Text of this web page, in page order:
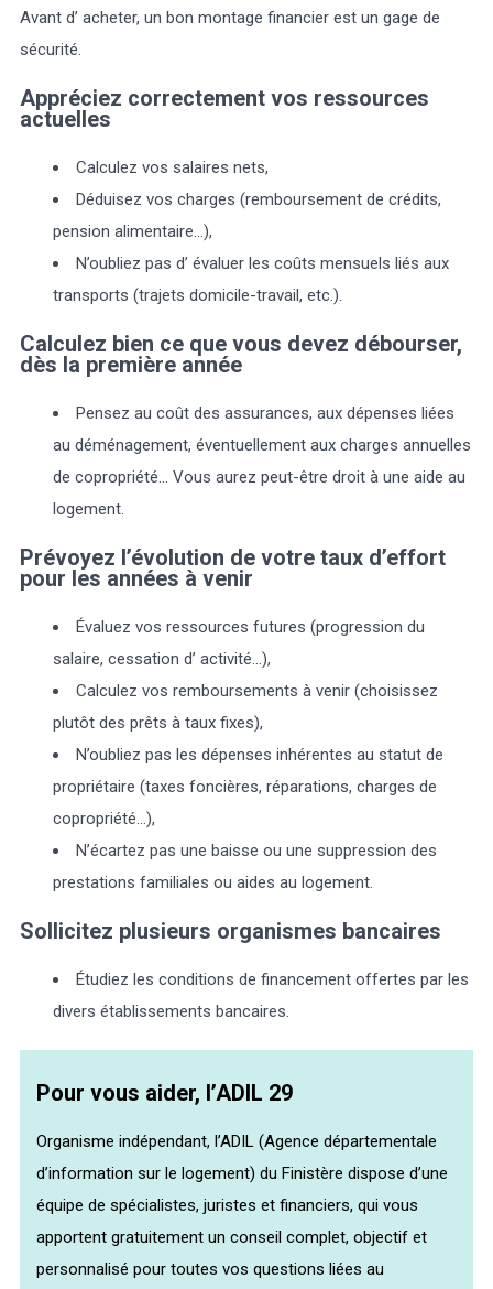
Marée
BREZHONEG
Avant d’ acheter, un bon montage financier est un gage de
sécurité.
Appréciez correctement vos ressources
actuelles
Calculez vos salaires nets,
Déduisez vos charges (remboursement de crédits,
pension alimentaire…),
N’oubliez pas d’ évaluer les coûts mensuels liés aux
transports (trajets domicile-travail, etc.).
Calculez bien ce que vous devez débourser,
dès la première année
Pensez au coût des assurances, aux dépenses liées
au déménagement, éventuellement aux charges annuelles
de copropriété... Vous aurez peut-être droit à une aide au
logement.
Prévoyez l’évolution de votre taux d’effort
pour les années à venir
Évaluez vos ressources futures (progression du
salaire, cessation d’ activité…),
Calculez vos remboursements à venir (choisissez
plutôt des prêts à taux fixes),
N’oubliez pas les dépenses inhérentes au statut de
propriétaire (taxes foncières, réparations, charges de
copropriété…),
N’écartez pas une baisse ou une suppression des
prestations familiales ou aides au logement.
Sollicitez plusieurs organismes bancaires
Étudiez les conditions de financement offertes par les
divers établissements bancaires.
Pour vous aider, l’ADIL 29
Organisme indépendant, l’ADIL (Agence départementale
d’information sur le logement) du Finistère dispose d’une
équipe de spécialistes, juristes et financiers, qui vous
apportent gratuitement un conseil complet, objectif et
personnalisé pour toutes vos questions liées au